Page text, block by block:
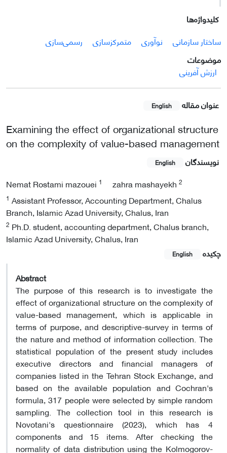
کلیدواژه‌ها
ساختار سازمانی
نوآوری‌ متمرکزسازی
رسمی‌سازی
موضوعات
ارزش آفرینی
عنوان مقاله English
Examining the effect of organizational structure
on the complexity of value-based management
نویسندگان English
Nemat Rostami mazouei 1 zahra mashayekh 2
1 Assistant Professor, Accounting Department, Chalus
Branch, Islamic Azad University, Chalus, Iran
2 Ph.D. student, accounting department, Chalus branch,
Islamic Azad University, Chalus, Iran
چکیده
English
Abstract
The purpose of this research is to investigate the
effect of organizational structure on the complexity of
value-based management, which is applicable in
terms of purpose, and descriptive-survey in terms of
the nature and method of information collection. The
statistical population of the present study includes
executive directors and financial managers of
companies listed in the Tehran Stock Exchange, and
based on the available population and Cochran's
formula, 317 people were selected by simple random
sampling. The collection tool in this research is
Novotani's questionnaire (2023), which has 4
components and 15 items. After checking the
normality of data distribution using the Kolmogorov-